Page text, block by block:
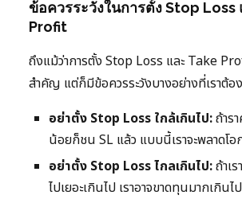
ข้อควรระวังในการตั้ง Stop Loss
Profit
ถึงแม้ว่าการตั้ง Stop Loss และ Take
สำคัญ แต่ก็มีข้อควรระวังบางอย่างที่เราต้อง
อย่าตั้ง Stop Loss ใกล้เกินไป:ถ้าร
น้อยก็ชน SL แล้ว แบบนี้เราจะพลาดโอ
อย่าตั้ง Stop Loss ไกลเกินไป:ถ้าเ
ไปเยอะเกินไป เราอาจขาดทุนมากเกินไป